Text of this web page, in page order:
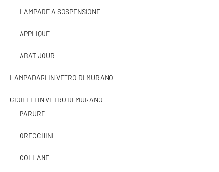
LAMPADE A SOSPENSIONE
APPLIQUE
ABAT JOUR
LAMPADARI IN VETRO DI MURANO
GIOIELLI IN VETRO DI MURANO
PARURE
ORECCHINI
COLLANE